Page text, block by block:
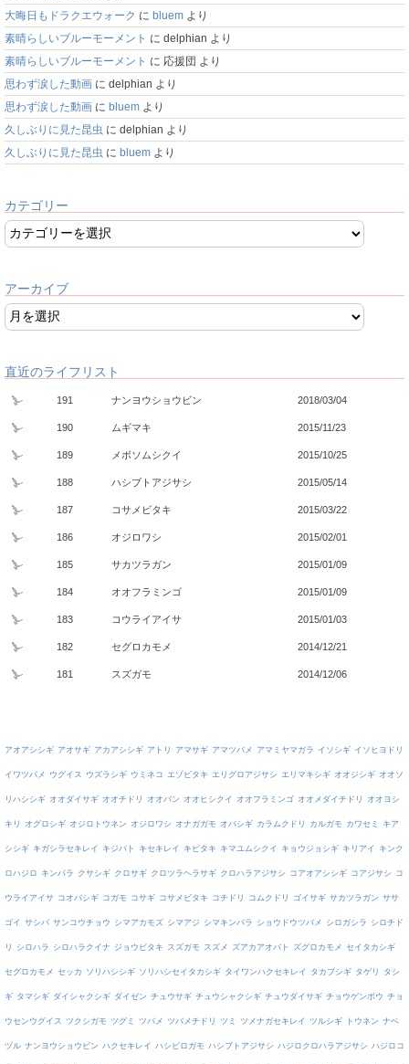
大晦日もドラクエウォーク に bluem より
素晴らしいブルーモーメント に delphian より
素晴らしいブルーモーメント に 応援団 より
思わず涙した動画 に delphian より
思わず涙した動画 に bluem より
久しぶりに見た昆虫 に delphian より
久しぶりに見た昆虫 に bluem より
カテゴリー
アーカイブ
直近のライフリスト
191 ナンヨウショウビン 2018/03/04
190 ムギマキ 2015/11/23
189 メボソムシクイ 2015/10/25
188 ハシブトアジサシ 2015/05/14
187 コサメビタキ 2015/03/22
186 オジロワシ 2015/02/01
185 サカツラガン 2015/01/09
184 オオフラミンゴ 2015/01/09
183 コウライアイサ 2015/01/03
182 セグロカモメ 2014/12/21
181 スズガモ 2014/12/06
アオアシシギ アオサギ アカアシシギ アトリ アマサギ アマツバメ アマミヤマガラ イソシギ イソヒヨドリ
イワツバメ ウグイス ウズラシギ ウミネコ エゾビタキ エリグロアジサシ エリマキシギ オオジシギ オオソ
リハシシギ オオダイサギ オオチドリ オオバン オオヒシクイ オオフラミンゴ オオメダイチドリ オオヨシ
キリ オグロシギ オジロトウネン オジロワシ オナガガモ オバシギ カラムクドリ カルガモ カワセミ キア
シシギ キガシラセキレイ キジバト キセキレイ キビタキ キマユムシクイ キョウジョシギ キリアイ キンク
ロハジロ キンパラ クサシギ クロサギ クロツラヘラサギ クロハラアジサシ コアオアシシギ コアジサシ コ
ウライアイサ コオバシギ コガモ コサギ コサメビタキ コチドリ コムクドリ ゴイサギ サカツラガン ササ
ゴイ サシバ サンコウチョウ シマアカモズ シマアジ シマキンパラ ショウドウツバメ シロガシラ シロチド
リ シロハラ シロハラクイナ ジョウビタキ スズガモ スズメ ズアカアオバト ズグロカモメ セイタカシギ
セグロカモメ セッカ ソリハシシギ ソリハシセイタカシギ タイワンハクセキレイ タカブシギ タゲリ タシ
ギ タマシギ ダイシャクシギ ダイゼン チュウサギ チュウシャクシギ チュウダイサギ チョウゲンボウ チョ
ウセンウグイス ツクシガモ ツグミ ツバメ ツバメチドリ ツミ ツメナガセキレイ ツルシギ トウネン ナベ
ヅル ナンヨウショウビン ハクセキレイ ハシビロガモ ハシブトアジサシ ハジロクロハラアジサシ ハジロコ